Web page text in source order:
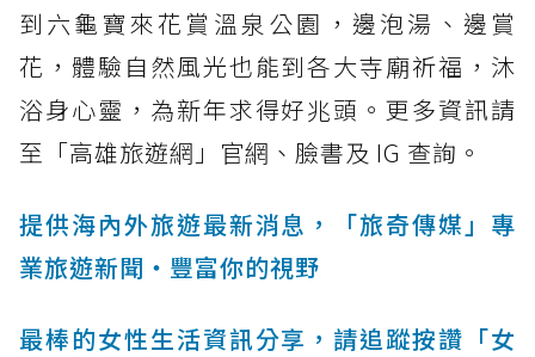
到六龜寶來花賞溫泉公園，邊泡湯、邊賞
花，體驗自然風光也能到各大寺廟祈福，沐
浴身心靈，為新年求得好兆頭。更多資訊請
至「高雄旅遊網」官網、臉書及 IG 查詢。
提供海內外旅遊最新消息，「旅奇傳媒」專
業旅遊新聞‧豐富你的視野
最棒的女性生活資訊分享，請追蹤按讚「女